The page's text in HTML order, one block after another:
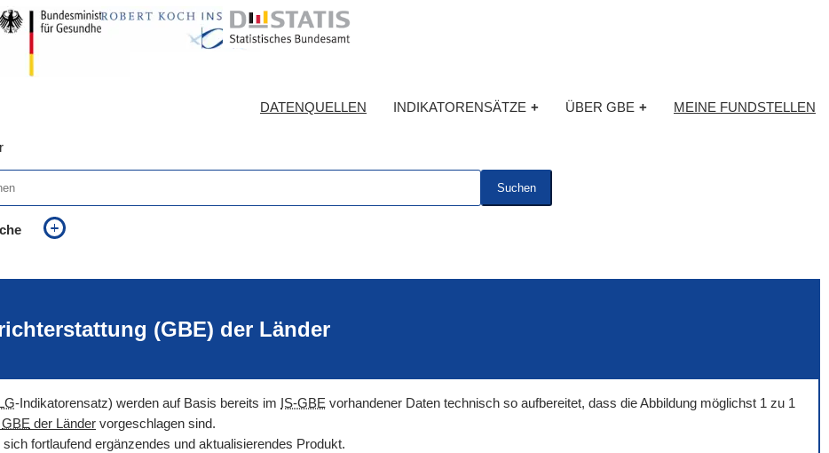
DATENQUELLEN INDIKATORENSÄTZE + ÜBER GBE + MEINE FUNDSTELLEN
Suchen
(GBE) der Länder
-Indikatorensatz) werden auf Basis bereits im IS-GBE vorhandener Daten technisch so aufbereitet, dass die Abbildung möglichst 1 zu 1
GBE der Länder vorgeschlagen sind.
fortlaufend ergänzendes und aktualisierendes Produkt.